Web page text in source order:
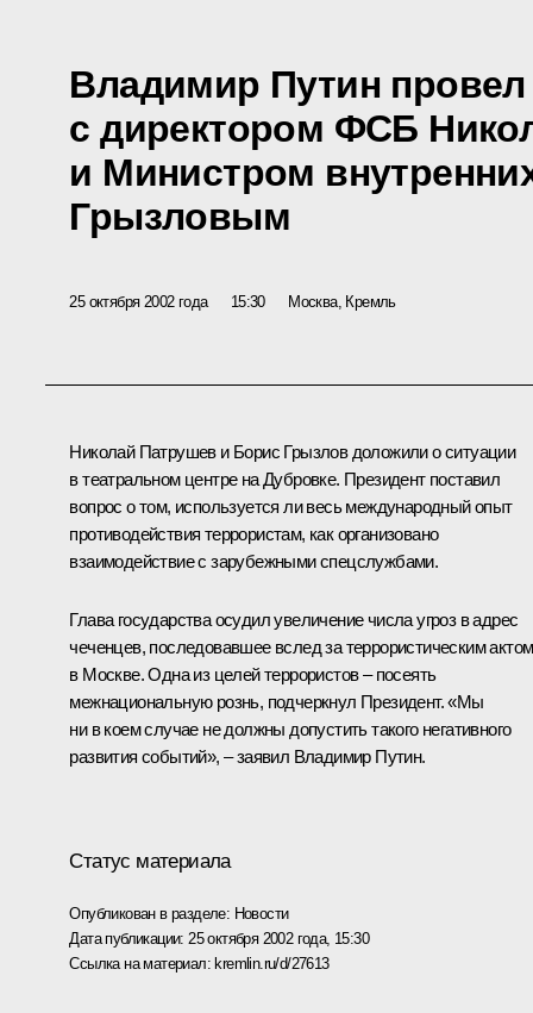
Владимир Путин
с директором ФСБ
и Министром
Грызловым
25 октября 2002 года 15:30 Москва, Кремль
Николай Патрушев и Борис Грызлов доложили о ситуации
в театральном центре на Дубровке. Президент поставил
вопрос о том, используется ли весь международный опыт
противодействия террористам, как организовано
взаимодействие с зарубежными спецслужбами.
Глава государства осудил увеличение числа угроз в адрес
чеченцев, последовавшее вслед за террористическим актом
в Москве. Одна из целей террористов – посеять
межнациональную рознь, подчеркнул Президент. «Мы
ни в коем случае не должны допустить такого негативного
развития событий», – заявил Владимир Путин.
Статус материала
Опубликован в разделе: Новости
Дата публикации: 25 октября 2002 года, 15:30
Ссылка на материал:kremlin.ru/d/27613